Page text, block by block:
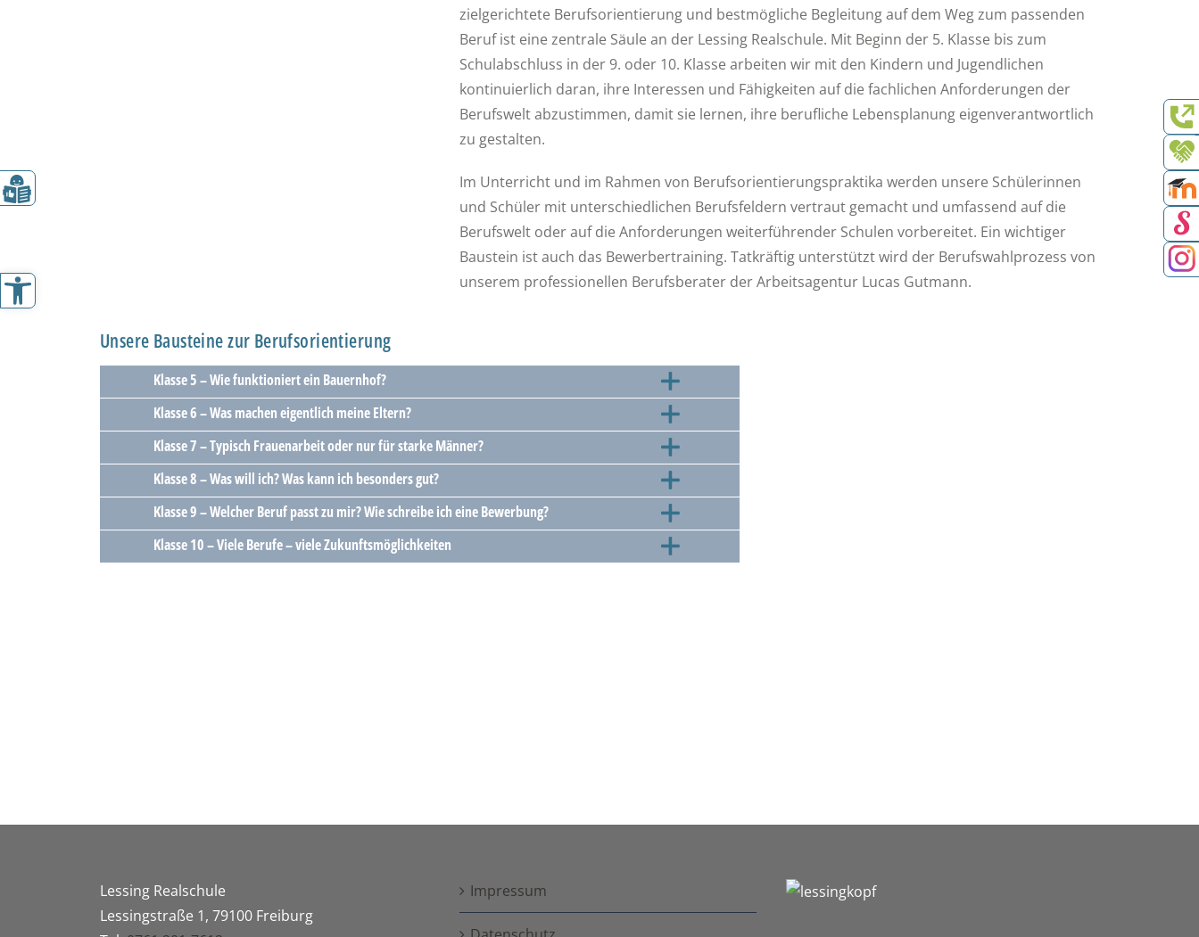
Werkzeugleiste öffnen
zielgerichtete Berufsorientierung und bestmögliche Begleitung auf dem Weg zum passenden
Beruf ist eine zentrale Säule an der Lessing Realschule. Mit Beginn der 5. Klasse bis zum
Schulabschluss in der 9. oder 10. Klasse arbeiten wir mit den Kindern und Jugendlichen
kontinuierlich daran, ihre Interessen und Fähigkeiten auf die fachlichen Anforderungen der
Berufswelt abzustimmen, damit sie lernen, ihre berufliche Lebensplanung eigenverantwortlich
zu gestalten.
Im Unterricht und im Rahmen von Berufsorientierungspraktika werden unsere Schülerinnen
und Schüler mit unterschiedlichen Berufsfeldern vertraut gemacht und umfassend auf die
Berufswelt oder auf die Anforderungen weiterführender Schulen vorbereitet. Ein wichtiger
Baustein ist auch das Bewerbertraining. Tatkräftig unterstützt wird der Berufswahlprozess von
unserem professionellen Berufsberater der Arbeitsagentur Lucas Gutmann.
Unsere Bausteine zur Berufsorientierung
Klasse 5 – Wie funktioniert ein Bauernhof?
Klasse 6 – Was machen eigentlich meine Eltern?
Klasse 7 – Typisch Frauenarbeit oder nur für starke Männer?
Klasse 8 – Was will ich? Was kann ich besonders gut?
Klasse 9 – Welcher Beruf passt zu mir? Wie schreibe ich eine Bewerbung?
Klasse 10 – Viele Berufe – viele Zukunftsmöglichkeiten
Lessing Realschule
Lessingstraße 1, 79100 Freiburg
Impressum